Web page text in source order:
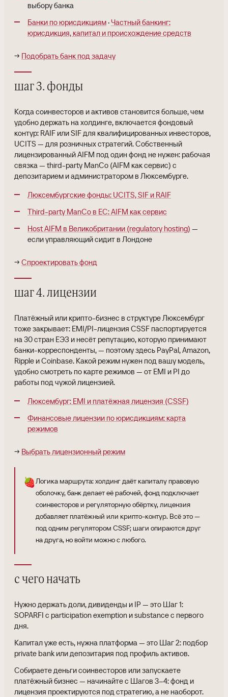
выбору банка
Банки по юрисдикциям ·Частный банкинг:
юрисдикция, капитал и происхождение средств
→ Подобрать банк под задачу
шаг 3. фонды
Когда соинвесторов и активов становится больше, чем
удобно держать на холдинге, включается фондовый
контур: RAIF или SIF для квалифицированных инвесторов,
UCITS — для розничных стратегий. Собственный
лицензированный AIFM под один фонд не нужен: рабочая
связка — third-party ManCo (AIFM как сервис) с
депозитарием и администратором в Люксембурге.
Люксембургские фонды: UCITS, SIF и RAIF
Third-party ManCo в ЕС: AIFM как сервис
Host AIFM в Великобритании (regulatory hosting) —
если управляющий сидит в Лондоне
→ Спроектировать фонд
шаг 4. лицензии
Платёжный или крипто-бизнес в структуре Люксембург
тоже закрывает: EMI/PI-лицензия CSSF паспортируется
на 30 стран ЕЭЗ и несёт репутацию, которую принимают
банки-корреспонденты, — поэтому здесь PayPal, Amazon,
Ripple и Coinbase. Какой режим нужен под вашу модель,
удобно смотреть по карте режимов — от EMI и PI до
работы под чужой лицензией.
Люксембург: EMI и платёжная лицензия (CSSF)
Финансовые лицензии по юрисдикциям: карта
режимов
→ Выбрать лицензионный режим
🍓Логика маршрута: холдинг даёт капиталу правовую
оболочку, банк делает её рабочей, фонд подключает
соинвесторов и регуляторную обёртку, лицензия
добавляет платёжный или крипто-контур. Всё это —
под одним регулятором CSSF; шаги опираются друг
на друга, но войти можно с любого.
с чего начать
Нужно держать доли, дивиденды и IP — это Шаг 1:
SOPARFI с participation exemption и substance с первого
дня.
Капитал уже есть, нужна платформа — это Шаг 2: подбор
private bank или депозитария под профиль активов.
Собираете деньги соинвесторов или запускаете
платёжный бизнес — начинайте с Шагов 3–4: фонд и
лицензия проектируются под стратегию, а не наоборот.